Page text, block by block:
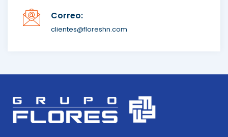
Correo:
clientes@floreshn.com